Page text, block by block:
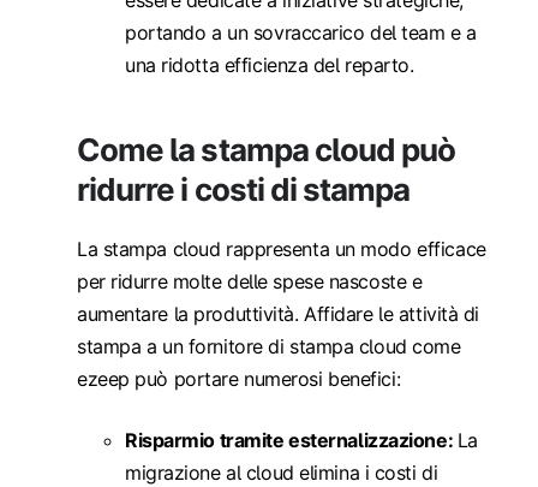
portando a un sovraccarico del team e a
una ridotta efficienza del reparto.
Come la stampa cloud può
ridurre i costi di stampa
La stampa cloud rappresenta un modo efficace
per ridurre molte delle spese nascoste e
aumentare la produttività. Affidare le attività di
stampa a un fornitore di stampa cloud come
ezeep può portare numerosi benefici:
Risparmio tramite esternalizzazione: La
migrazione al cloud elimina i costi di